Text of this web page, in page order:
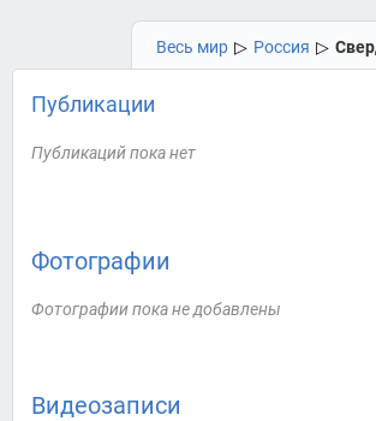
Весь мир ▷ Россия ▷
Публикации
Публикаций пока нет
Фотографии
Фотографии пока не добавлены
Видеозаписи